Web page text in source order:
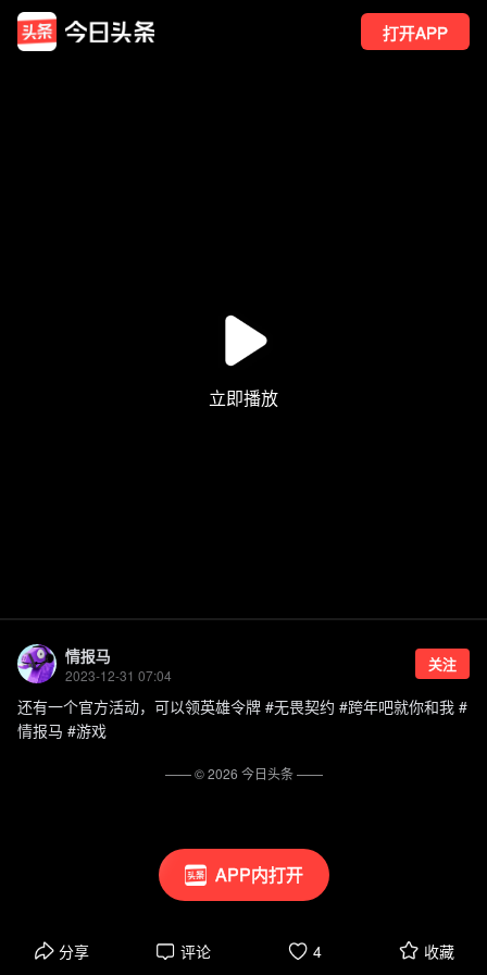
打开APP
APP内打开
情报马
2023-12-31 07:04
关注
还有一个官方活动，可以领英雄令牌 #无畏契约 #跨年吧就你和我 #
情报马 #游戏
分享 评论 4 收藏
—— ©2026 今日头条——